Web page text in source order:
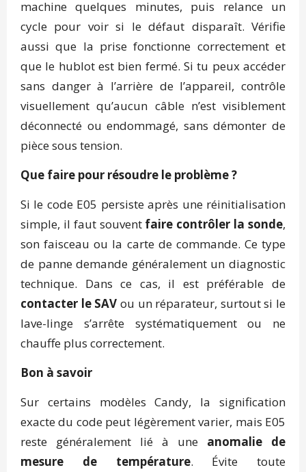
machine quelques minutes, puis relance un
cycle pour voir si le défaut disparaît. Vérifie
aussi que la prise fonctionne correctement et
que le hublot est bien fermé. Si tu peux accéder
sans danger à l’arrière de l’appareil, contrôle
visuellement qu’aucun câble n’est visiblement
déconnecté ou endommagé, sans démonter de
pièce sous tension.
Que faire pour résoudre le problème ?
Si le code E05 persiste après une réinitialisation
simple, il faut souvent faire contrôler la sonde,
son faisceau ou la carte de commande. Ce type
de panne demande généralement un diagnostic
technique. Dans ce cas, il est préférable de
contacter le SAV ou un réparateur, surtout si le
lave-linge s’arrête systématiquement ou ne
chauffe plus correctement.
Bon à savoir
Sur certains modèles Candy, la signification
exacte du code peut légèrement varier, mais E05
reste généralement lié à une anomalie de
mesure de température. Évite toute